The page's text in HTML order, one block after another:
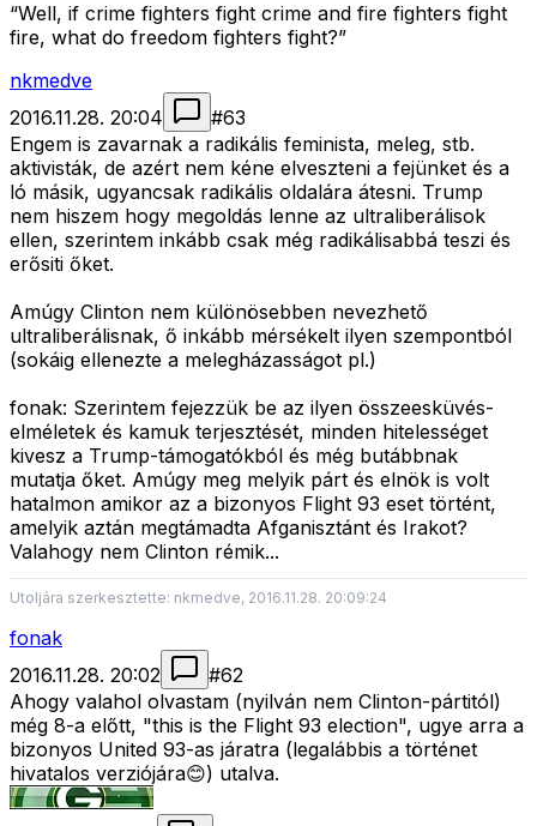
“Well, if crime fighters fight crime and fire fighters fight
fire, what do freedom fighters fight?”
nkmedve
2016.11.28. 20:04
#63
Engem is zavarnak a radikális feminista, meleg, stb.
aktivisták, de azért nem kéne elveszteni a fejünket és a
ló másik, ugyancsak radikális oldalára átesni. Trump
nem hiszem hogy megoldás lenne az ultraliberálisok
ellen, szerintem inkább csak még radikálisabbá teszi és
erősiti őket.
Amúgy Clinton nem különösebben nevezhető
ultraliberálisnak, ő inkább mérsékelt ilyen szempontból
(sokáig ellenezte a melegházasságot pl.)
fonak: Szerintem fejezzük be az ilyen összeesküvés-
elméletek és kamuk terjesztését, minden hitelességet
kivesz a Trump-támogatókból és még butábbnak
mutatja őket. Amúgy meg melyik párt és elnök is volt
hatalmon amikor az a bizonyos Flight 93 eset történt,
amelyik aztán megtámadta Afganisztánt és Irakot?
Valahogy nem Clinton rémik...
Utoljára szerkesztette: nkmedve, 2016.11.28. 20:09:24
fonak
2016.11.28. 20:02
#62
Ahogy valahol olvastam (nyilván nem Clinton-pártitól)
még 8-a előtt, "this is the Flight 93 election", ugye arra a
bizonyos United 93-as járatra (legalábbis a történet
hivatalos verziójára😊) utalva.